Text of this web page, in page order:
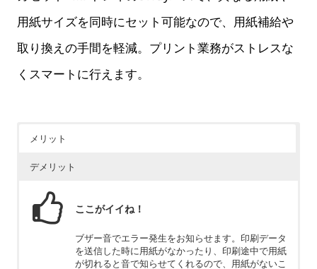
用紙サイズを同時にセット可能なので、用紙補給や
取り換えの手間を軽減。プリント業務がストレスな
くスマートに行えます。
メリット
デメリット
ここがイイね！
ブザー音でエラー発生をお知らせます。印刷データ
を送信した時に用紙がなかったり、印刷途中で用紙
が切れると音で知らせてくれるので、用紙がないこ